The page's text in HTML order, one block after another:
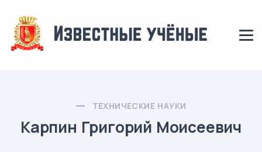
ТЕХНИЧЕСКИЕ НАУКИ
Карпин Григорий Моисеевич